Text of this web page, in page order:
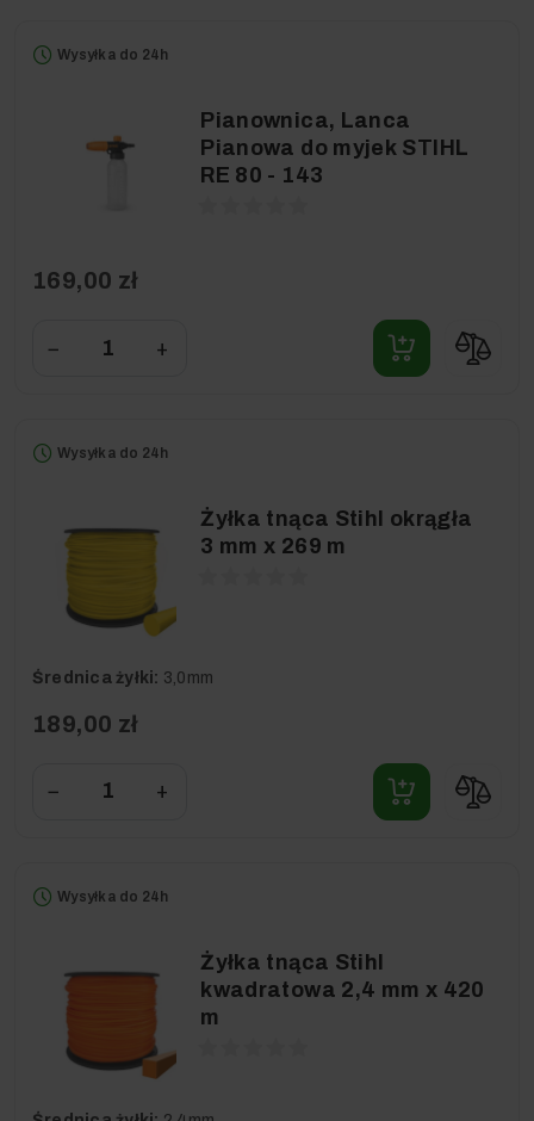
Wysyłka do 24h
Pianownica, Lanca
Pianowa do myjek STIHL
RE 80 - 143
169,00 zł
− +
Wysyłka do 24h
Żyłka tnąca Stihl okrągła
3 mm x 269 m
Średnica żyłki: 3,0mm
189,00 zł
− +
Wysyłka do 24h
Żyłka tnąca Stihl
kwadratowa 2,4 mm x 420
m